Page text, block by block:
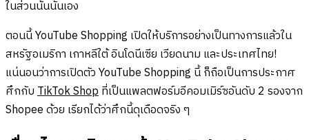
ในส่วนนั้นนั่นเอง
ตอนนี้ YouTube Shopping เปิดให้บริการอย่างเป็นทางการแล้วใน
สหรัฐอเมริกา เกาหลีใต้ อินโดนีเซีย เวียดนาม และประเทศไทย!
แน่นอนว่าการเปิดตัว YouTube Shopping นี้ ก็ถือเป็นการประกาศ
ศึกกับTikTok Shopที่เป็นแพลตฟอร์มอีคอมเมิร์ซอันดับ 2 รองจาก
Shopee ด้วย เรียกได้ว่าศึกนี้ดุเดือดจริง ๆ